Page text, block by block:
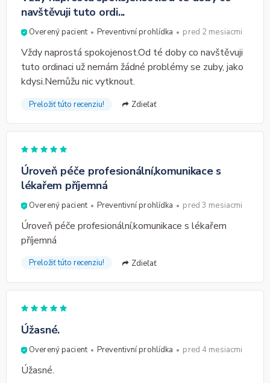
navštěvuji tuto ordi...
Overený pacient Preventivní prohlídka pred 2 mesiacmi
Vždy naprostá spokojenost.Od té doby co navštěvuji
tuto ordinaci už nemám žádné problémy se zuby, jako
kdysi.Nemůžu nic vytknout.
Preložiť túto recenziu! Zdieľať
Úroveň péče profesionální,komunikace s
lékařem příjemná
Overený pacient Preventivní prohlídka pred 3 mesiacmi
Úroveň péče profesionální,komunikace s lékařem
příjemná
Preložiť túto recenziu! Zdieľať
Úžasné.
Overený pacient Preventivní prohlídka pred 4 mesiacmi
Úžasné.